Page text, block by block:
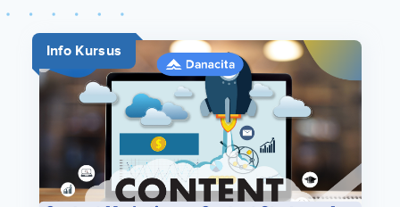
Info Kursus